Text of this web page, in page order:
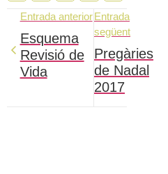
Entrada anterior
Esquema
Revisió de
Vida
Entrada
següent
Pregàries
de Nadal
2017